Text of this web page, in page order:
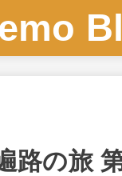
路の旅